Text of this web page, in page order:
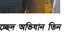
অভিযান তিন